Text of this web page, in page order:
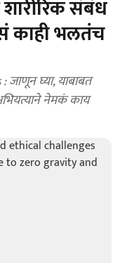
संबंध
काही भलतंच
घ्या, याबाबत
नेमकं काय